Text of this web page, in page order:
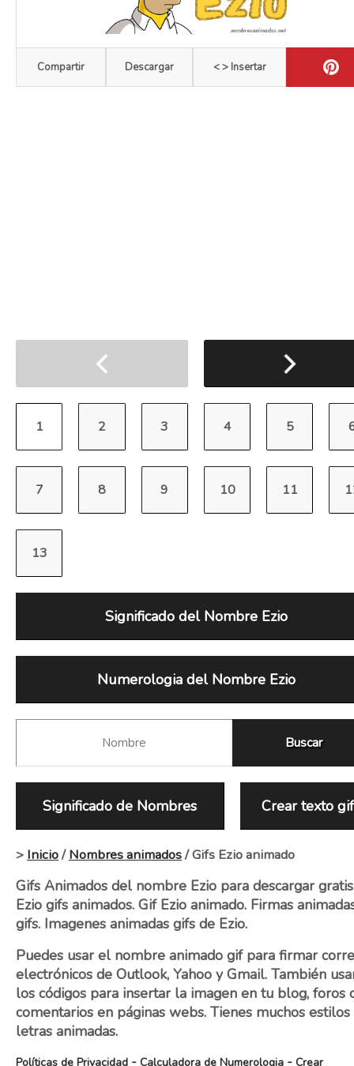
Compartir Descargar < > Insertar
Significado del Nombre Ezio
Numerologia del Nombre Ezio
Significado de Nombres Crear texto gif
> Inicio/Nombres animados/ Gifs Ezio animado
Gifs Animados del nombre Ezio para descargar
Ezio gifs animados. Gif Ezio animado. Firmas
gifs. Imagenes animadas gifs de Ezio.
Puedes usar el nombre animado gif para firmar
electrónicos de Outlook, Yahoo y Gmail. También
los códigos para insertar la imagen en tu blog, foros
comentarios en páginas webs. Tienes muchos estilos
letras animadas.
Políticas de Privacidad - Calculadora de Numerologia - Crear